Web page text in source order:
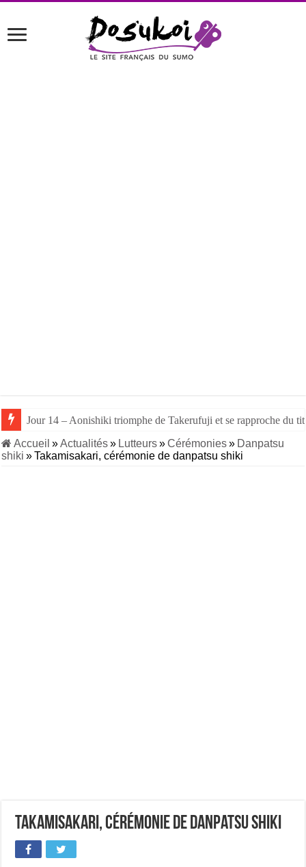
Jour 15 – Le rikishi ukrainien Aonishiki remporte le titre de
Jour 14 – Aonishiki triomphe de Takerufuji et se rapproche du
Accueil »Actualités» Lutteurs»Cérémonies» Danpatsu
shiki »Takamisakari, cérémonie de danpatsu shiki
Takamisakari, cérémonie de danpatsu shiki